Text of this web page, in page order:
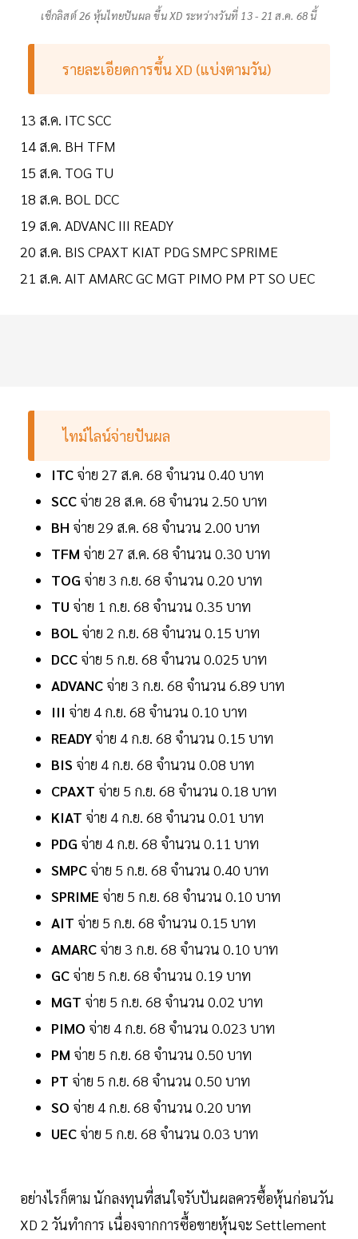
เช็กลิสต์ 26 หุ้นไทยปันผล ขึ้น XD ระหว่างวันที่ 13 - 21 ส.ค. 68 นี้
รายละเอียดการขึ้น XD (แบ่งตามวัน)
13 ส.ค. ITC SCC
14 ส.ค. BH TFM
15 ส.ค. TOG TU
18 ส.ค. BOL DCC
19 ส.ค. ADVANC III READY
20 ส.ค. BIS CPAXT KIAT PDG SMPC SPRIME
21 ส.ค. AIT AMARC GC MGT PIMO PM PT SO UEC
ไทม์ไลน์จ่ายปันผล
ITC จ่าย 27 ส.ค. 68 จำนวน 0.40 บาท
SCC จ่าย 28 ส.ค. 68 จำนวน 2.50 บาท
BH จ่าย 29 ส.ค. 68 จำนวน 2.00 บาท
TFM จ่าย 27 ส.ค. 68 จำนวน 0.30 บาท
TOG จ่าย 3 ก.ย. 68 จำนวน 0.20 บาท
TU จ่าย 1 ก.ย. 68 จำนวน 0.35 บาท
BOL จ่าย 2 ก.ย. 68 จำนวน 0.15 บาท
DCC จ่าย 5 ก.ย. 68 จำนวน 0.025 บาท
ADVANC จ่าย 3 ก.ย. 68 จำนวน 6.89 บาท
III จ่าย 4 ก.ย. 68 จำนวน 0.10 บาท
READY จ่าย 4 ก.ย. 68 จำนวน 0.15 บาท
BIS จ่าย 4 ก.ย. 68 จำนวน 0.08 บาท
CPAXT จ่าย 5 ก.ย. 68 จำนวน 0.18 บาท
KIAT จ่าย 4 ก.ย. 68 จำนวน 0.01 บาท
PDG จ่าย 4 ก.ย. 68 จำนวน 0.11 บาท
SMPC จ่าย 5 ก.ย. 68 จำนวน 0.40 บาท
SPRIME จ่าย 5 ก.ย. 68 จำนวน 0.10 บาท
AIT จ่าย 5 ก.ย. 68 จำนวน 0.15 บาท
AMARC จ่าย 3 ก.ย. 68 จำนวน 0.10 บาท
GC จ่าย 5 ก.ย. 68 จำนวน 0.19 บาท
MGT จ่าย 5 ก.ย. 68 จำนวน 0.02 บาท
PIMO จ่าย 4 ก.ย. 68 จำนวน 0.023 บาท
PM จ่าย 5 ก.ย. 68 จำนวน 0.50 บาท
PT จ่าย 5 ก.ย. 68 จำนวน 0.50 บาท
SO จ่าย 4 ก.ย. 68 จำนวน 0.20 บาท
UEC จ่าย 5 ก.ย. 68 จำนวน 0.03 บาท
อย่างไรก็ตาม นักลงทุนที่สนใจรับปันผลควรซื้อหุ้นก่อนวัน
XD 2 วันทำการ เนื่องจากการซื้อขายหุ้นจะ Settlement